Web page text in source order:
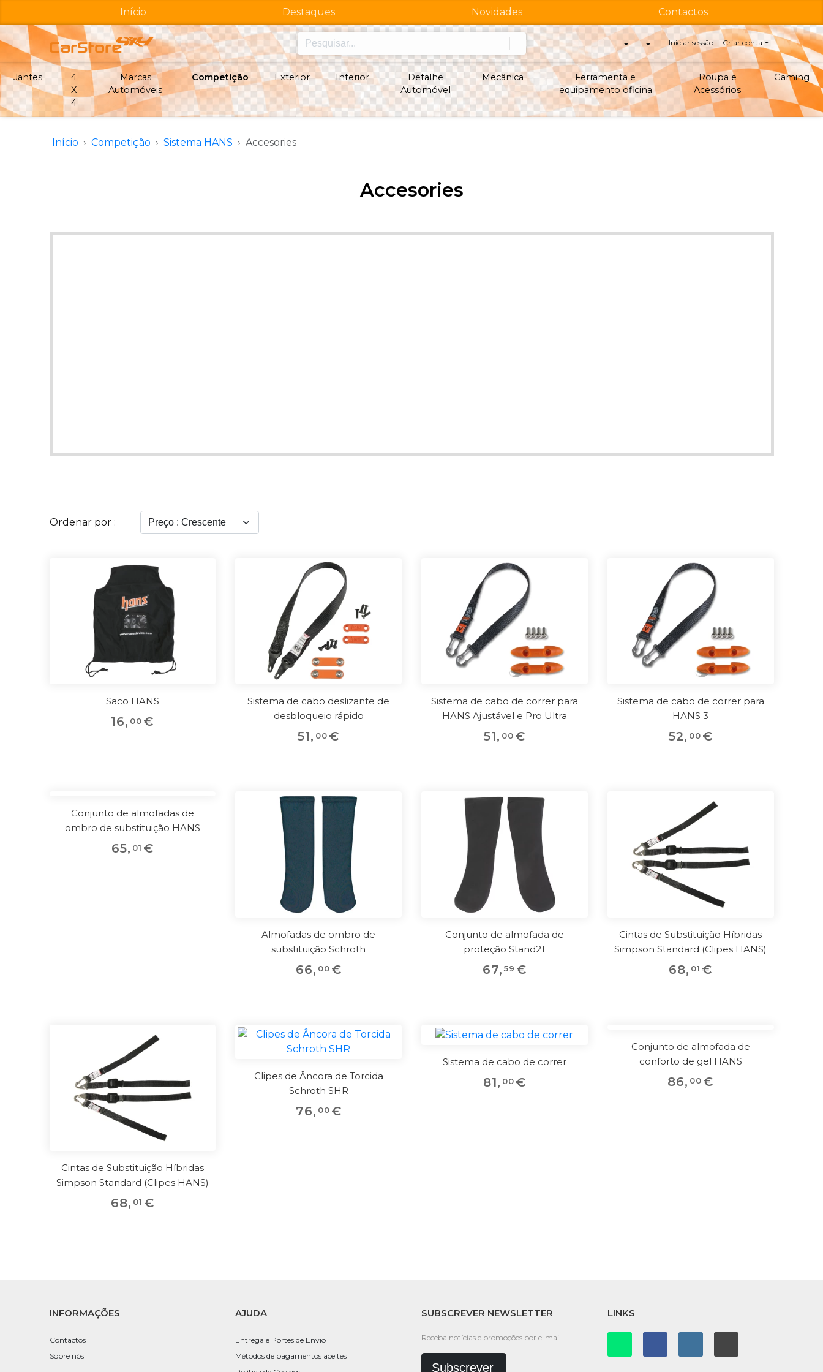
Início Destaques Novidades Contactos
Iniciar sessão | Criar conta
Jantes
4
X
4
Marcas
Automóveis
Competição Exterior Interior
Detalhe
Automóvel
Mecânica
Ferramenta e
equipamento oficina
Roupa e
Acessórios
Gaming
Início Competição Sistema HANS Accesories
Accesories
Ordenar por :
Saco HANS
16, 00 €
Sistema de cabo deslizante de
desbloqueio rápido
51, 00 €
Sistema de cabo de correr para
HANS Ajustável e Pro Ultra
51, 00 €
Sistema de cabo de correr para
HANS 3
52, 00 €
Conjunto de almofadas de
ombro de substituição HANS
65, 01 €
Almofadas de ombro de
substituição Schroth
66, 00 €
Conjunto de almofada de
proteção Stand21
67, 59 €
Cintas de Substituição Híbridas
Simpson Standard (Clipes HANS)
68, 01 €
Cintas de Substituição Híbridas
Simpson Standard (Clipes HANS)
68, 01 €
Clipes de Âncora de Torcida
Schroth SHR
76, 00 €
Sistema de cabo de correr
81, 00 €
Conjunto de almofada de
conforto de gel HANS
86, 00 €
INFORMAÇÕES
Contactos
Sobre nós
AJUDA
Entrega e Portes de Envio
Métodos de pagamentos aceites
SUBSCREVER NEWSLETTER
Receba notícias e promoções por e-mail.
Subscrever
LINKS